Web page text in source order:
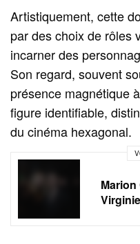
Artistiquement, cette
par des choix de rôles
incarner des
Son regard, souvent
présence magnétique
figure identifiable,
du cinéma hexagonal.